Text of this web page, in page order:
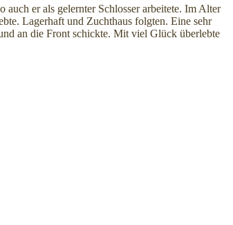
er als gelernter Schlosser arbeitete. Im Alter
Lagerhaft und Zuchthaus folgten. Eine sehr
an die Front schickte. Mit viel Glück überlebte